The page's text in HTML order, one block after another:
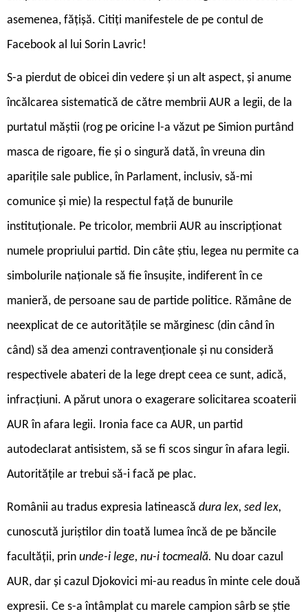
asemenea, fățișă. Citiți manifestele de pe contul de
Facebook al lui Sorin Lavric!
S-a pierdut de obicei din vedere și un alt aspect, și anume
încălcarea sistematică de către membrii AUR a legii, de la
purtatul măștii (rog pe oricine l-a văzut pe Simion purtând
masca de rigoare, fie și o singură dată, în vreuna din
aparițile sale publice, în Parlament, inclusiv, să-mi
comunice și mie) la respectul față de bunurile
instituționale. Pe tricolor, membrii AUR au inscripționat
numele propriului partid. Din câte știu, legea nu permite ca
simbolurile naționale să fie însușite, indiferent în ce
manieră, de persoane sau de partide politice. Rămâne de
neexplicat de ce autoritățile se mărginesc (din când în
când) să dea amenzi contravenționale și nu consideră
respectivele abateri de la lege drept ceea ce sunt, adică,
infracțiuni. A părut unora o exagerare solicitarea scoaterii
AUR în afara legii. Ironia face ca AUR, un partid
autodeclarat antisistem, să se fi scos singur în afara legii.
Autoritățile ar trebui să-i facă pe plac.
Românii au tradus expresia latinească dura lex, sed lex,
cunoscută juriștilor din toată lumea încă de pe băncile
facultății, prin unde-i lege, nu-i tocmeală. Nu doar cazul
AUR, dar și cazul Djokovici mi-au readus în minte cele două
expresii. Ce s-a întâmplat cu marele campion sârb se știe